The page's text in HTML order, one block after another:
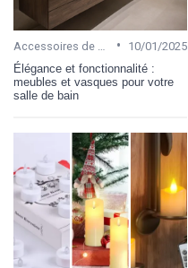
•
10/01/2025
Élégance et fonctionnalité :
meubles et vasques pour votre
salle de bain